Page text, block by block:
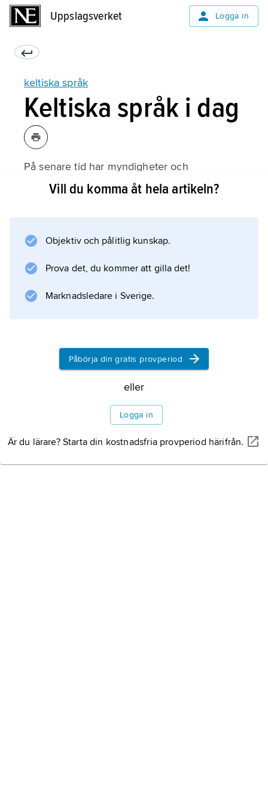
Uppslagsverket Logga in
keltiska språk
Keltiska språk i dag
På senare tid har myndigheter och
organisationer satsat på de ökeltiska språken.
sändningar och man ordnar språkfestivaler
med mera. Manx och korniska har varit
Vill du komma åt hela artikeln?
Objektiv och pålitlig kunskap.
Prova det, du kommer att gilla det!
Marknadsledare i Sverige.
Påbörja din gratis provperiod
eller
Logga in
Är du lärare? Starta din kostnadsfria provperiod härifrån.